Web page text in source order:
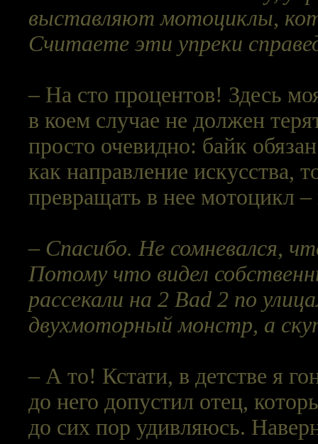
выставляют мотоциклы,
Считаете эти упреки
– На сто процентов! Здесь
в коем случае не должен
просто очевидно: байк
как направление искусства,
превращать в нее мотоцикл
– Спасибо. Не сомневался,
Потому что видел
рассекали на 2 Bad 2 по
двухмоторный монстр, а
– А то! Кстати, в детстве я
до него допустил отец,
до сих пор удивляюсь.